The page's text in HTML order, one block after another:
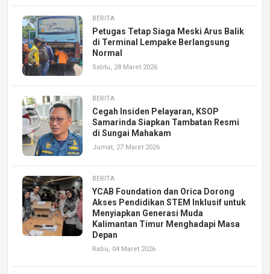
BERITA
Petugas Tetap Siaga Meski Arus Balik
di Terminal Lempake Berlangsung
Normal
Sabtu, 28 Maret 2026
BERITA
Cegah Insiden Pelayaran, KSOP
Samarinda Siapkan Tambatan Resmi
di Sungai Mahakam
Jumat, 27 Maret 2026
BERITA
YCAB Foundation dan Orica Dorong
Akses Pendidikan STEM Inklusif untuk
Menyiapkan Generasi Muda
Kalimantan Timur Menghadapi Masa
Depan
Rabu, 04 Maret 2026